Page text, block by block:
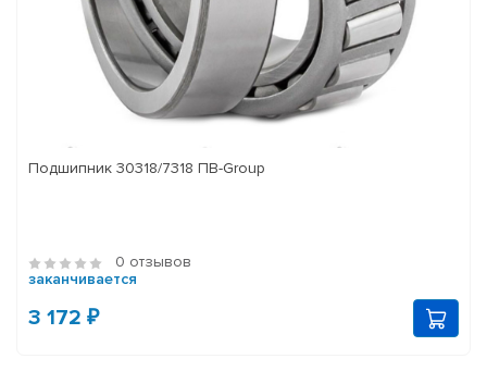
Подшипник 30318/7318 ПВ-Group
0 отзывов
заканчивается
3 172 ₽